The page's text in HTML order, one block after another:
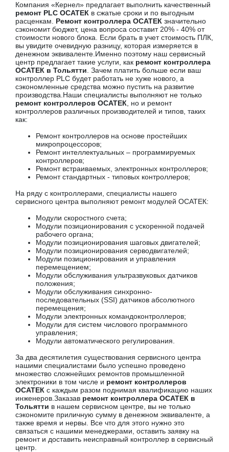
Компания «Кернел» предлагает выполнить качественный
ремонт PLC ОСАТЕК в сжатые сроки и по выгодным
расценкам. Ремонт контроллера ОСАТЕК значительно
сэкономит бюджет, цена вопроса составит 20% - 40% от
стоимости нового блока. Если брать в учет стоимость ПЛК,
вы увидите очевидную разницу, которая измеряется в
денежном эквиваленте.Именно поэтому наш сервисный
центр предлагает такие услуги, как ремонт контроллера
ОСАТЕК в Тольятти . Зачем платить больше если ваш
контроллер PLC будет работать не хуже нового, а
сэкономленные средства можно пустить на развитие
производства.Наши специалисты выполняют не только
ремонт контроллеров ОСАТЕК , но и ремонт
контроллеров различных производителей и типов, таких
как:
Ремонт контроллеров на основе простейших
микропроцессоров;
Ремонт интеллектуальных – программируемых
контроллеров;
Ремонт встраиваемых, электронных контроллеров;
Ремонт стандартных - типовых контроллеров;
На ряду с контроллерами, специалисты нашего
сервисного центра выполняют ремонт модулей ОСАТЕК:
Модули скоростного счета;
Модули позиционирования с ускоренной подачей
рабочего органа;
Модули позиционирования шаговых двигателей;
Модули позиционирования серводвигателей;
Модули позиционирования и управления
перемещением;
Модули обслуживания ультразвуковых датчиков
положения;
Модули обслуживания синхронно-
последовательных (SSI) датчиков абсолютного
перемещения;
Модули электронных командоконтроллеров;
Модули для систем числового программного
управления;
Модули автоматического регулирования.
За два десятилетия существования сервисного центра
нашими специалистами было успешно проведено
множество сложнейших ремонтов промышленной
электроники в том числе и ремонт контроллеров
ОСАТЕК с каждым разом поднимая квалификацию наших
инженеров.Заказав ремонт контроллера ОСАТЕК в
Тольятти в нашем сервисном центре, вы не только
сэкономите приличную сумму в денежном эквиваленте, а
также время и нервы. Все что для этого нужно это
связаться с нашими менеджерами, оставить заявку на
ремонт и доставить неисправный контроллер в сервисный
центр.